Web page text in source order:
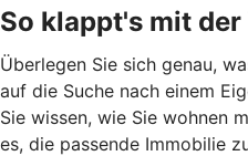
So klappt's mit
Überlegen Sie sich genau,
auf die Suche nach einem
Sie wissen, wie Sie wohnen
es, die passende Immobilie